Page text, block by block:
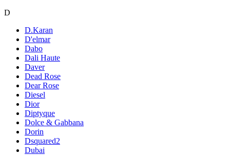
D
D.Karan
D'elmar
Dabo
Dali Haute
Daver
Dead Rose
Dear Rose
Diesel
Dior
Diptyque
Dolce & Gabbana
Dorin
Dsquared2
Dubai